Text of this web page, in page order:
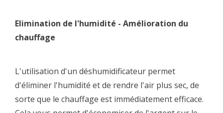
Elimination de l'humidité - Amélioration du
chauffage
L'utilisation d'un déshumidificateur permet
d'éliminer l'humidité et de rendre l'air plus sec, de
sorte que le chauffage est immédiatement efficace.